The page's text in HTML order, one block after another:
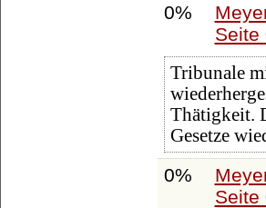
0%
Seite
Tribunale
Thätigkeit.
Gesetze
0%
Seite